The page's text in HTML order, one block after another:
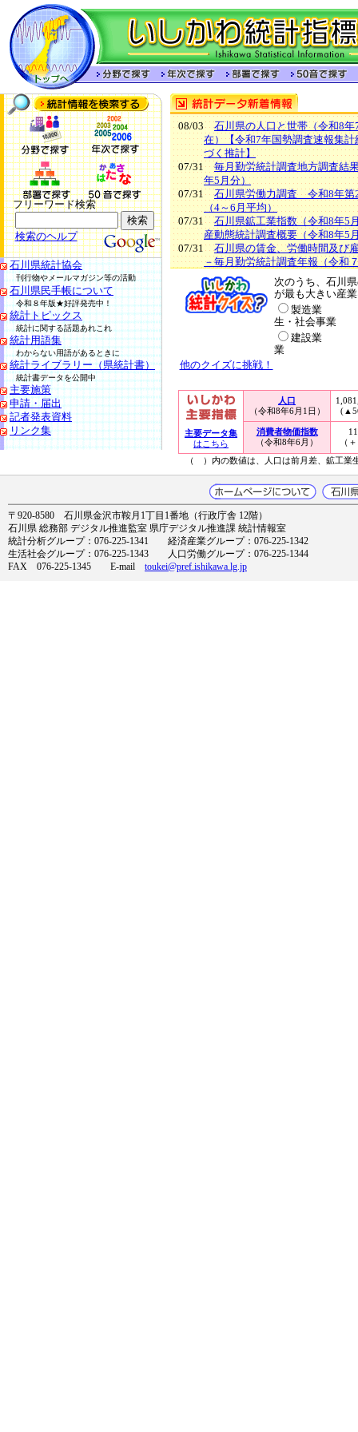
フリーワード検索
検索のヘルプ
WWW を検索
toukei.pref.ishikawa.lg.jpを検索
石川県統計協会
刊行物やメールマガジン等の活動
石川県民手帳について
令和８年版★好評発売中！
統計トピックス
統計に関する話題あれこれ
統計用語集
わからない用語があるときに
統計ライブラリー（県統計書）
統計書データを公開中
主要施策
申請・届出
記者発表資料
リンク集
08/03
石川県の人口と世帯（令和8年
在）【令和7年国勢調査速報集計
づく推計】
07/31
毎月勤労統計調査地方調査結
年5月分）
07/31
石川県労働力調査 令和8年第
（4～6月平均）
07/31
石川県鉱工業指数（令和8年5
産動態統計調査概要（令和8年5
07/31
石川県の賃金、労働時間及び
－毎月勤労統計調査年報（令和
07/29
季報 いしかわの統計（2026
07/24
金沢市消費者物価指数（令和
分）
07/13
主要データ集 令和８年７月
次のうち、石川
が最も大きい産
製造業
生・社会事業
建設業
業
他のクイズに挑戦！
主要データ集
はこちら
人口
（令和8年6月1日）
消費者物価指数
（令和8年6月）
（
（ ）内の数値は、人口は前月差、鉱工業
〒920-8580 石川県金沢市鞍月1丁目1番地（行政庁舎 12階）
石川県 総務部 デジタル推進監室 県庁デジタル推進課 統計情報室
統計分析グループ：076-225-1341 経済産業グループ：076-225-1342
生活社会グループ：076-225-1343 人口労働グループ：076-225-1344
FAX 076-225-1345 E-mail toukei@pref.ishikawa.lg.jp